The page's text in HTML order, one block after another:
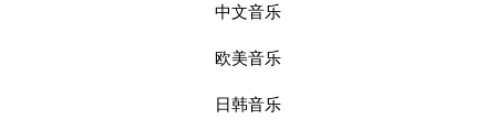
中文音乐
欧美音乐
日韩音乐